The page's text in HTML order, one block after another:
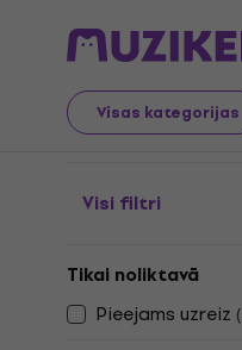
Visas kategorijas
Mūzikas instrumenti
Sitēji/
Visi filtri
Tikai noliktavā
Pieejams uzreiz (